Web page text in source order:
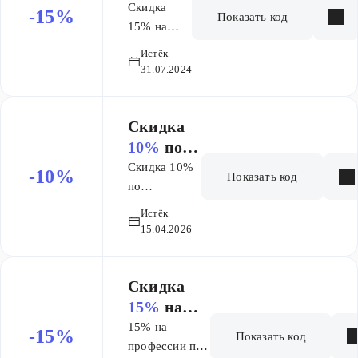
-15%
заказ
Скидка
15% на
категории
Истёк
31.07.2024
Показать код
-10%
Скидка
10% по
промокод
у
Скидка 10%
по
Суммируется
Истёк
15.04.2026
Показать код
-15%
Скидка
15% на
заказ
15% на
профессии по
Показать код